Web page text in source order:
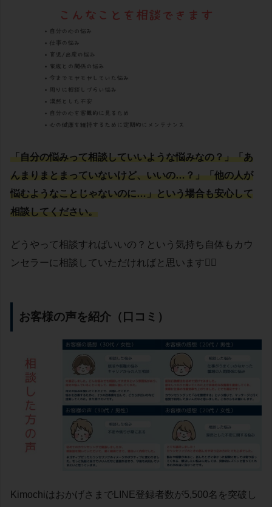
「自分の悩みって相談していいような悩みなの？」「あ
んまりまとまっていないけど、いいの…？」「他の人が
悩むようなことじゃないのに…」という場合も安心して
相談してください。
どうやって相談すればいいの？という気持ち自体もカウ
ンセラーに相談していただければと思います🙆‍♀️
お客様の声を紹介（口コミ）
KimochiはおかげさまでLINE登録者数が5,500名を突破し